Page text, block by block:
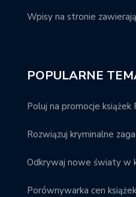
Wpisy na stronie
POPULARNE
Poluj na promocje książek
Rozwiązuj kryminalne
Odkrywaj nowe światy w
Porównywarka cen książek